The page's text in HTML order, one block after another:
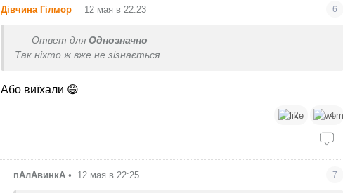
Дівчина Гілмор 12 мая в 22:23 6
Ответ для Однозначно
Так ніхто ж вже не зізнається
Або виїхали 😄
2 4
пАлАвинкА • 12 мая в 22:25 7